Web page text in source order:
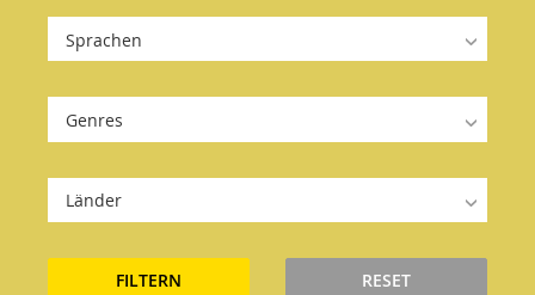
Sprachen
Genres
Länder
FILTERN RESET